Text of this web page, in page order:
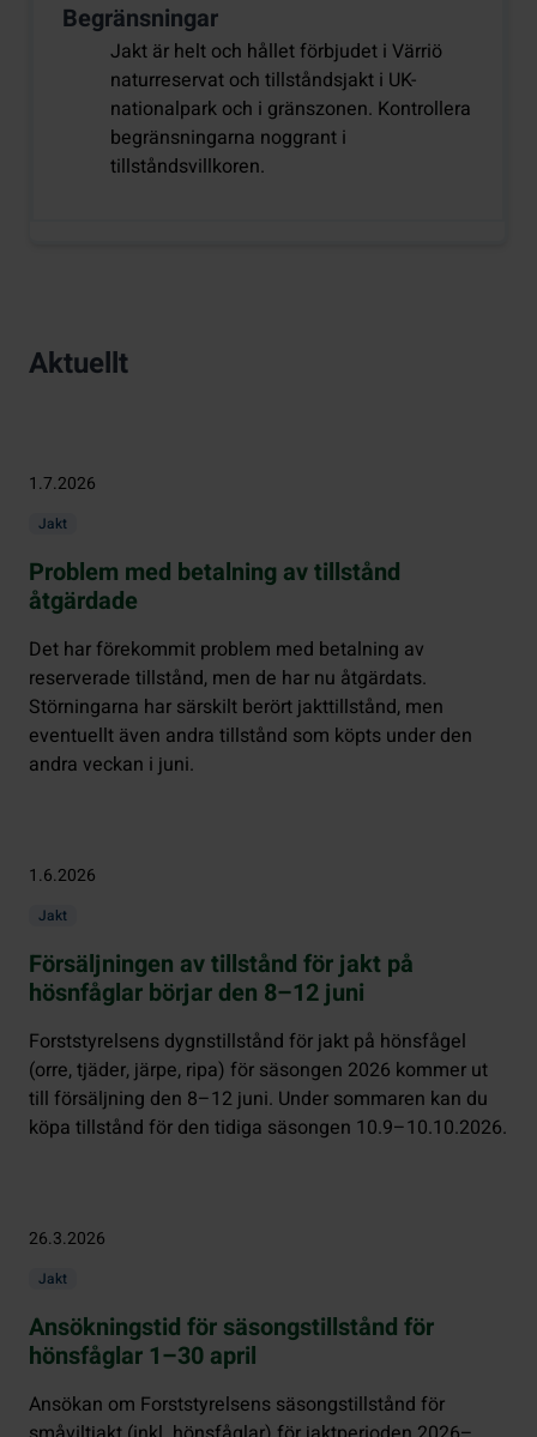
Begränsningar
Jakt är helt och hållet förbjudet i Värriö
naturreservat och tillståndsjakt i UK-
nationalpark och i gränszonen. Kontrollera
begränsningarna noggrant i
tillståndsvillkoren.
Aktuellt
1.7.2026
Jakt
Problem med betalning av tillstånd
åtgärdade
Det har förekommit problem med betalning av
reserverade tillstånd, men de har nu åtgärdats.
Störningarna har särskilt berört jakttillstånd, men
eventuellt även andra tillstånd som köpts under den
andra veckan i juni.
1.6.2026
Jakt
Försäljningen av tillstånd för jakt på
hösnfåglar börjar den 8–12 juni
Forststyrelsens dygnstillstånd för jakt på hönsfågel
(orre, tjäder, järpe, ripa) för säsongen 2026 kommer ut
till försäljning den 8–12 juni. Under sommaren kan du
köpa tillstånd för den tidiga säsongen 10.9–10.10.2026.
26.3.2026
Jakt
Ansökningstid för säsongstillstånd för
hönsfåglar 1–30 april
Ansökan om Forststyrelsens säsongstillstånd för